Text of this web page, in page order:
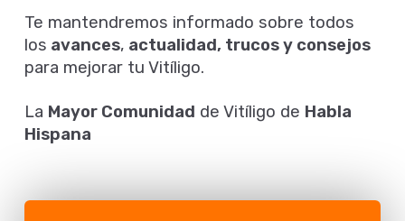
Te mantendremos informado sobre todos
los avances, actualidad, trucos y consejos
para mejorar tu Vitíligo.
La Mayor Comunidad de Vitíligo de Habla
Hispana
tratamiento de la dermatitis.
ACNÉ